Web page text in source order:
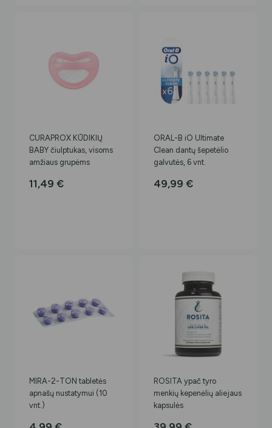
CURAPROX KŪDIKIŲ
BABY čiulptukas, visoms
amžiaus grupėms
11,49€
ORAL-B iO Ultimate
Clean dantų šepetėlio
galvutės, 6 vnt.
49,99 €
MIRA-2-TON tabletės
apnašų nustatymui (10
vnt.)
ROSITA ypač tyro
menkių kepenėlių aliejaus
kapsulės